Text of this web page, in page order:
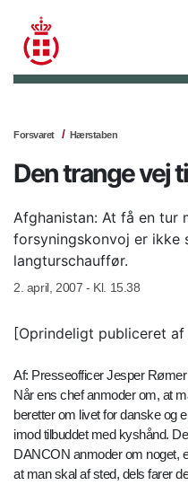
Forsvaret Hærstaben
Den trange vej
Afghanistan: At få en tur
forsyningskonvoj er ikke
langturschauffør.
2. april, 2007 - Kl. 15.38
[Oprindeligt publiceret
Af: Presseofficer Jesper Rømer
Når ens chef anmoder om, at
beretter om livet for danske og
imod tilbuddet med kyshånd.
DANCON anmoder om noget,
at man skal af sted, dels farer